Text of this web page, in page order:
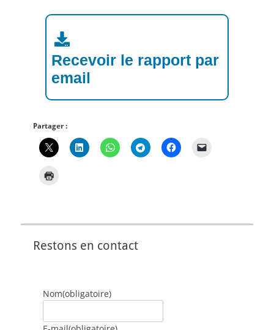
Recevoir le rapport par
email
Partager :
Restons en contact
Nom(obligatoire)